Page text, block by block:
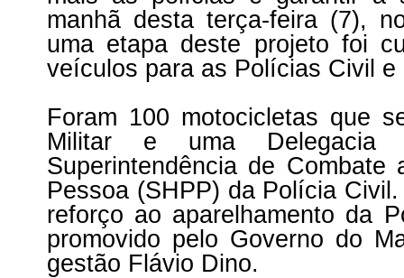
manhã desta terça-feira (7),
uma etapa deste projeto foi
veículos para as Polícias Civil e
Foram 100 motocicletas que
Militar e uma
Superintendência de
Pessoa (SHPP) da Polícia
reforço ao aparelhamento da
promovido pelo Governo do
gestão Flávio Dino.